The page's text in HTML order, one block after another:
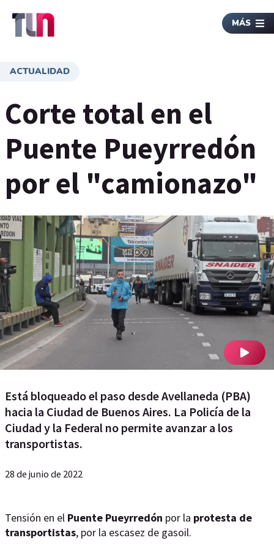
MÁS
ACTUALIDAD
Corte total en el
Puente Pueyrredón
por el "camionazo"
Está bloqueado el paso desde Avellaneda (PBA)
hacia la Ciudad de Buenos Aires. La Policía de la
Ciudad y la Federal no permite avanzar a los
transportistas.
28 de junio de 2022
Tensión en el Puente Pueyrredón por la protesta de
transportistas, por la escasez de gasoil.